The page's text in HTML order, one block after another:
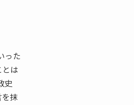
った
は
史
抹